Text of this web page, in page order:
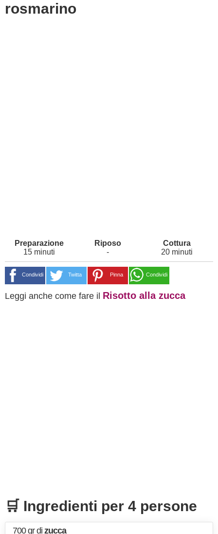
rosmarino
15 minuti - 20 minuti
Condividi Twitta Pinna Condividi
Leggi anche come fare il Risotto alla zucca
🛒 Ingredienti per 4 persone
700 gr di zucca